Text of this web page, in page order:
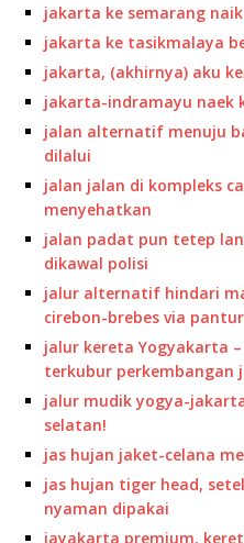
jakarta ke semarang
jakarta ke tasikmalaya
jakarta, (akhirnya) aku
jakarta-indramayu naek
jalan alternatif menuju
dilalui
jalan jalan di kompleks
menyehatkan
jalan padat pun tetep
dikawal polisi
jalur alternatif hindari
cirebon-brebes via
jalur kereta Yogyakarta
terkubur perkembangan
jalur mudik yogya-
selatan!
jas hujan jaket-celana
jas hujan tiger head,
nyaman dipakai
jayakarta premium,